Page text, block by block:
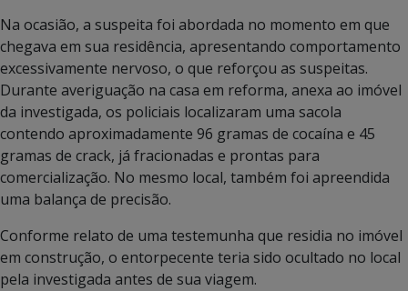
Na ocasião, a suspeita foi abordada no momento em que
chegava em sua residência, apresentando comportamento
excessivamente nervoso, o que reforçou as suspeitas.
Durante averiguação na casa em reforma, anexa ao imóvel
da investigada, os policiais localizaram uma sacola
contendo aproximadamente 96 gramas de cocaína e 45
gramas de crack, já fracionadas e prontas para
comercialização. No mesmo local, também foi apreendida
uma balança de precisão.
Conforme relato de uma testemunha que residia no imóvel
em construção, o entorpecente teria sido ocultado no local
pela investigada antes de sua viagem.